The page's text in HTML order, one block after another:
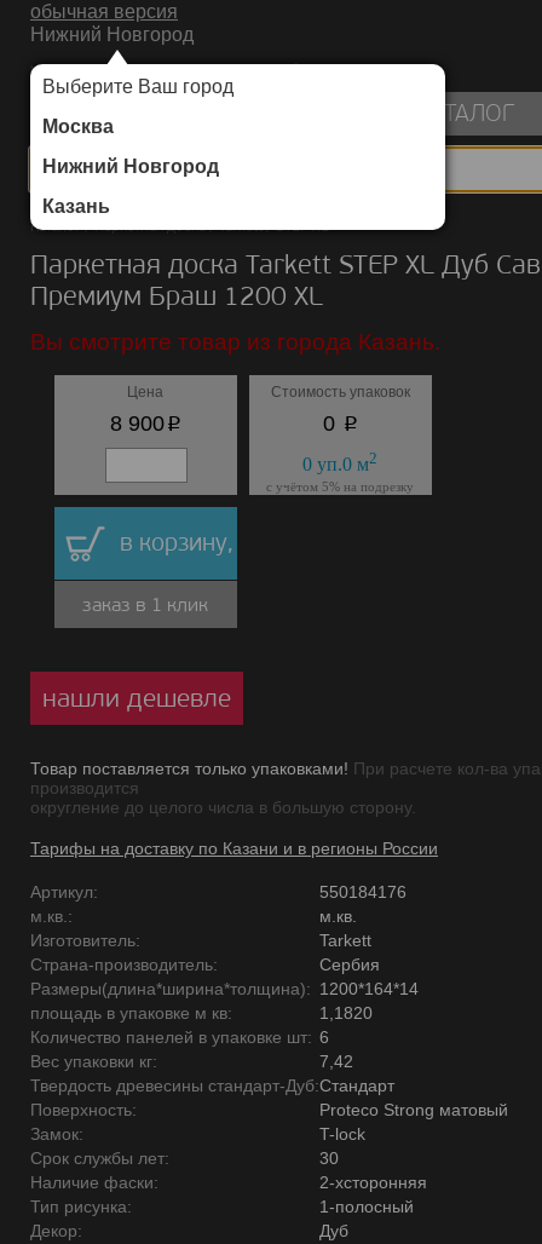
обычная версия
Нижний Новгород
Выберите Ваш город
Москва
Нижний Новгород
Казань
ИНТЕРНЕТ-МАГАЗИН НАПОЛЬНЫХ ПОКРЫТИЙ
КАТАЛОГ
Каталог/Паркетная доска/Tarkett/STEP XL
Паркетная доска Tarkett STEP XL Дуб
Премиум Браш 1200 ХL
Вы смотрите товар из города Казань.
Цена
8 900p
Стоимость упаковок
0 p
0 уп.0 м2
с учётом 5% на подрезку
в корзину,
заказ в 1 клик
нашли дешевле
Товар поставляется только упаковками! При расчете кол-ва
производится
округление до целого числа в большую сторону.
Тарифы на доставку по Казани и в регионы России
Артикул:
550184176
м.кв.:
м.кв.
Изготовитель:
Tarkett
Страна-производитель:
Сербия
Размеры(длина*ширина*толщина): 1200*164*14
площадь в упаковке м кв:
1,1820
Количество панелей в упаковке шт: 6
Вес упаковки кг:
7,42
Твердость древесины стандарт-Дуб:Стандарт
Поверхность:
Proteco Strong матовый
Замок:
T-lock
Срок службы лет:
30
Наличие фаски:
2-хсторонняя
Тип рисунка:
1-полосный
Декор:
Дуб